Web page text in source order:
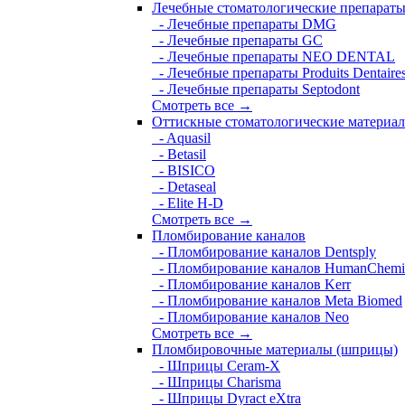
Лечебные стоматологические препараты
- Лечебные препараты DMG
- Лечебные препараты GC
- Лечебные препараты NEO DENTAL
- Лечебные препараты Produits
- Лечебные препараты Septodont
Смотреть все →
Оттискные стоматологические
- Aquasil
- Betasil
- BISICO
- Detaseal
- Elite H-D
Смотреть все →
Пломбирование каналов
- Пломбирование каналов Dentsply
- Пломбирование каналов
- Пломбирование каналов Kerr
- Пломбирование каналов Meta Biomed
- Пломбирование каналов Neo
Смотреть все →
Пломбировочные материалы (шприцы)
- Шприцы Ceram-X
- Шприцы Charisma
- Шприцы Dyract eXtra